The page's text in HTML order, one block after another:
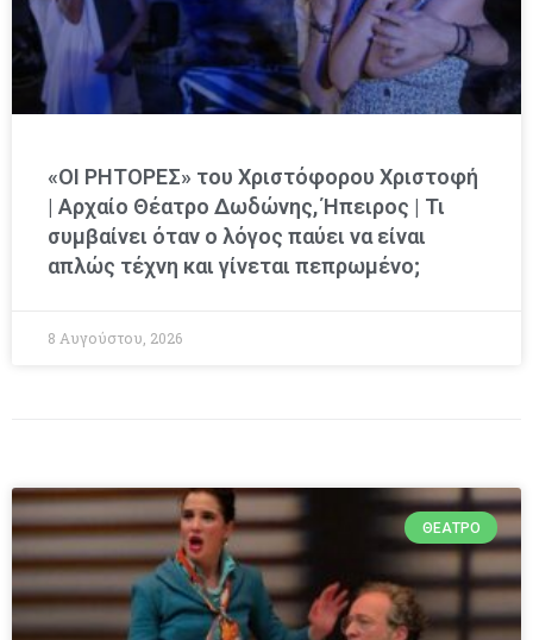
«ΟΙ ΡΗΤΟΡΕΣ» του Χριστόφορου Χριστοφή
| Αρχαίο Θέατρο Δωδώνης, Ήπειρος | Τι
συμβαίνει όταν ο λόγος παύει να είναι
απλώς τέχνη και γίνεται πεπρωμένο;
8 Αυγούστου, 2026
ΘΈΑΤΡΟ